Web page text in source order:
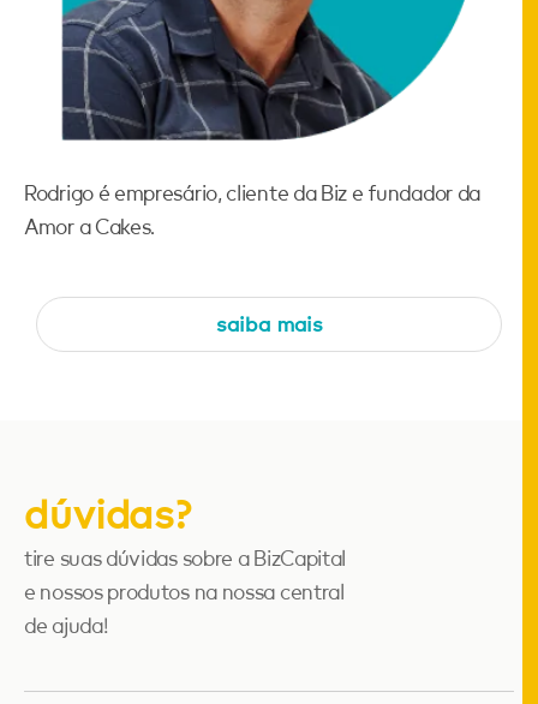
Rodrigo é empresário, cliente da Biz e fundador da
Amor a Cakes.
saiba mais
dúvidas?
tire suas dúvidas sobre a BizCapital
e nossos produtos na nossa central
de ajuda!